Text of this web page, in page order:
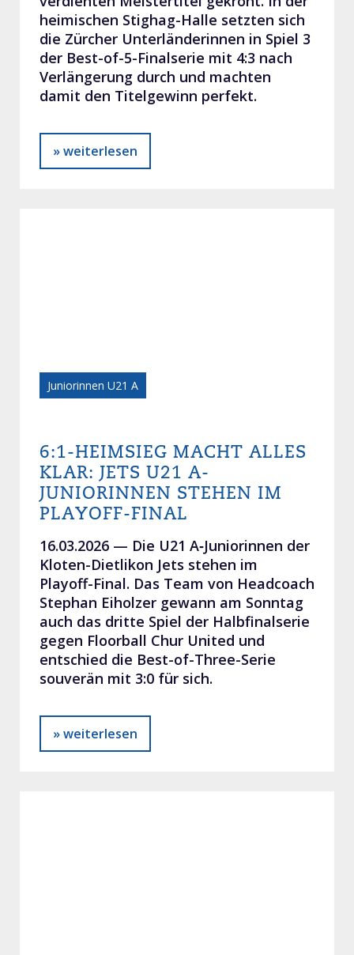
heimischen Stighag-Halle setzten sich
die Zürcher Unterländerinnen in Spiel 3
der Best-of-5-Finalserie mit 4:3 nach
Verlängerung durch und machten
damit den Titelgewinn perfekt.
» weiterlesen
Juniorinnen U21 A
6:1-HEIMSIEG MACHT ALLES
KLAR: JETS U21 A-
JUNIORINNEN STEHEN IM
PLAYOFF-FINAL
16.03.2026 — Die U21 A‑Juniorinnen der
Kloten-Dietlikon Jets stehen im
Playoff-Final. Das Team von Headcoach
Stephan Eiholzer gewann am Sonntag
auch das dritte Spiel der Halbfinalserie
gegen Floorball Chur United und
entschied die Best-of-Three-Serie
souverän mit 3:0 für sich.
» weiterlesen